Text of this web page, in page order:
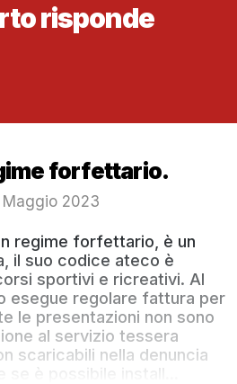
risponde
forfettario.
Maggio 2023
regime forfettario, è un
il suo codice ateco è
sportivi e ricreativi. Al
esegue regolare fattura per
le presentazioni non sono
al servizio tessera
scaricabili nella denuncia
se è possibile install...